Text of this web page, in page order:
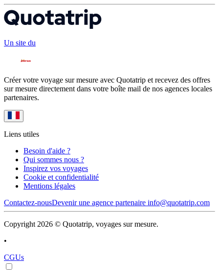
Un site du
Créer votre voyage sur mesure avec Quotatrip et recevez des offres
sur mesure directement dans votre boîte mail de nos agences locales
partenaires.
Liens utiles
Besoin d'aide ?
Qui sommes nous ?
Inspirez vos voyages
Cookie et confidentialité
Mentions légales
Contactez-nousDevenir une agence partenaire info@quotatrip.com
Copyright 2026 © Quotatrip, voyages sur mesure.
•
CGUs